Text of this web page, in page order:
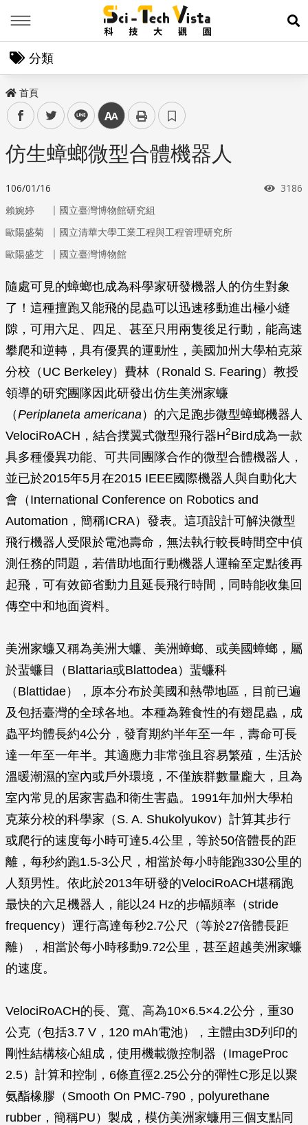
展
分類
首頁
facebooktwitter line 中
仿生蟑螂微型合體機器人
106/01/16 瀏覽
3186
賴婉婷 ｜ 國立臺灣博物館研究組
歐陽盛菊
｜ 國立清華大學工業工程與工程管理研究所
歐陽盛芝
｜ 國立臺灣博物館
隨處可見的蟑螂也成為科學家研發機器人的仿生對象
了！這種擅跑又能飛的昆蟲可以迅速移動進出極小縫
隙，可用六足、四足、甚至只用兩隻後足行動，能高速
攀爬和逆轉，具有優異的運動性，美國加州大學柏克萊
分校（UC Berkeley）費林（Ronald S. Fearing）教授
領導的研究團隊因此研發出仿生美洲家蠊
（Periplaneta americana）的六足跑步微型蟑螂機器人
VelociRoACH，結合撲翼式微型飛行器H2Bird成為一款
具多種優異功能、可共同團隊合作的微型合體機器人，
並已於2015年5月在2015 IEEE國際機器人與自動化大
會（International Conference on Robotics and
Automation，簡稱ICRA）發表。這項設計可解決微型
飛行機器人受限於電池壽命，無法執行較長時間空中偵
測任務的問題，若借助地面行動機器人運輸至定點後再
起飛，可有效節省動力且延長飛行時間，同時能收集回
傳空中和地面資料。
美洲家蠊又稱為美洲大蠊、美洲蟑螂、或美國蟑螂，屬
於蜚蠊目（Blattaria或Blattodea）蜚蠊科
（Blattidae），原本分布於美國和熱帶地區，目前已遍
及包括臺灣的全球各地。本種為雜食性的有翅昆蟲，成
蟲平均體長約4公分，發育期約半年至一年，壽命可長
達一年至一年半。其適應力非常強且容易繁殖，生活於
溫暖潮濕的室內或戶外環境，不僅族群數量龐大，且為
室內常見的居家害蟲和衛生害蟲。1991年加州大學柏
克萊分校的科學家（S. A. Shukolyukov）計算其步行
或爬行的速度每小時可達5.4公里，等於50倍體長的距
離，每秒約跑1.5-3公尺，相當於每小時能跑330公里的
人類男性。依此於2013年研發的VelociRoACH堪稱跑
最快的六足機器人，能以24 Hz的步幅頻率（stride
frequency）運行高達每秒2.7公尺（等於27倍體長距
離），相當於每小時移動9.72公里，甚至超越美洲家蠊
的速度。
VelociRoACH的長、寬、高為10×6.5×4.2公分，重30
公克（包括3.7 V，120 mAh電池），主體由3D列印的
剛性結構核心組成，使用機載微控制器（ImageProc
2.5）計算和控制，6條直徑2.25公分的彈性C形足以聚
氨酯橡膠（Smooth On PMC-790，polyurethane
rubber，簡稱PU）製成，模仿美洲家蠊用三個支點同